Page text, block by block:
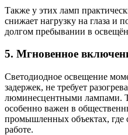
Также у этих ламп
снижает нагрузку на глаза и
долгом пребывании в
5. Мгновенное
Светодиодное освещение
задержек, не требует
люминесцентными лампами.
особенно важен в
промышленных объектах, где
работе.